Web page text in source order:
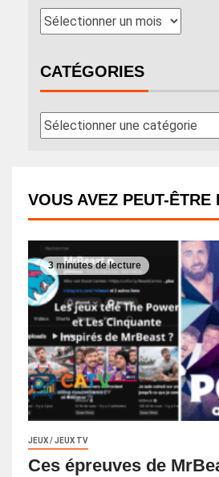
CATÉGORIES
VOUS AVEZ PEUT-ÊTRE
3 minutes de lecture
JEUX / JEUX TV
Ces épreuves de